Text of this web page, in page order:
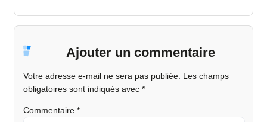
Ajouter un commentaire
Votre adresse e-mail ne sera pas publiée. Les champs
obligatoires sont indiqués avec *
Commentaire *